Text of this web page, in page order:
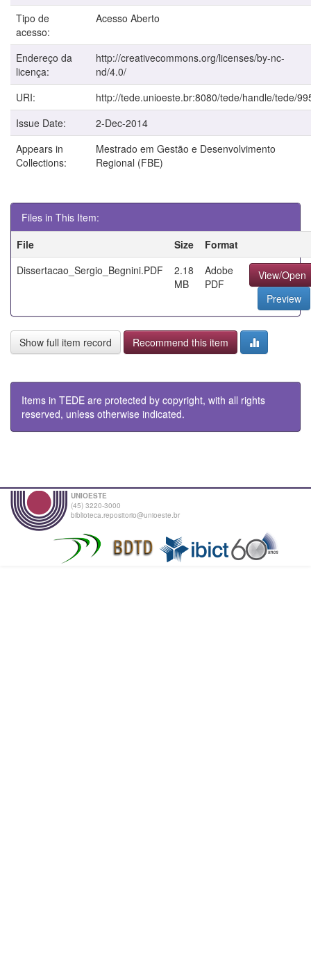
Tipo de
acesso:
Acesso Aberto
Endereço da
licença:
http://creativecommons.org/licenses/by-nc-
nd/4.0/
URI:
http://tede.unioeste.br:8080/tede/handle/tede/
Issue Date:
2-Dec-2014
Appears in
Collections:
Mestrado em Gestão e Desenvolvimento
Regional (FBE)
Files in This Item:
File
Size
Format
Dissertacao_Sergio_Begnini.PDF
2.18
MB
Adobe
PDF
View/Open
Preview
Show full item record Recommend this item
Items in TEDE are protected by copyright, with all rights
reserved, unless otherwise indicated.
UNIOESTE
(45) 3220-3000
biblioteca.repositorio@unioeste.br